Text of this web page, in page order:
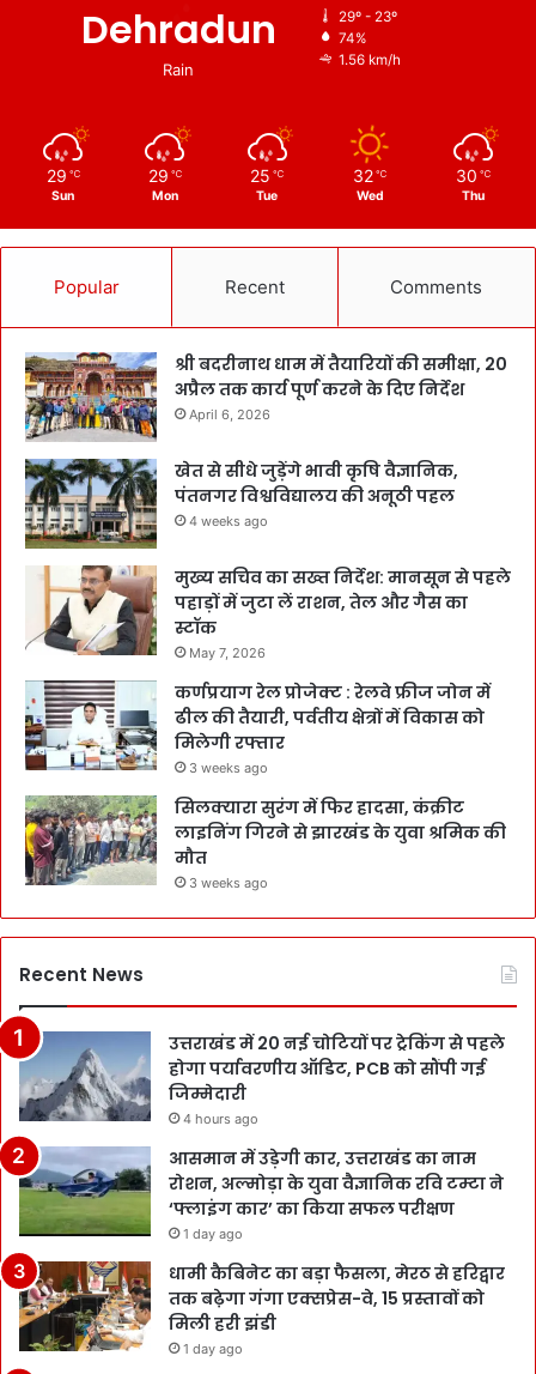
Dehradun
Rain
29º - 23º
74%
1.56 km/h
29 ℃
Sun
29 ℃
Mon
25 ℃
Tue
32 ℃
Wed
30 ℃
Thu
Popular Recent Comments
श्री बदरीनाथ धाम में तैयारियों की समीक्षा, 20
अप्रैल तक कार्य पूर्ण करने के दिए निर्देश
April 6, 2026
खेत से सीधे जुड़ेंगे भावी कृषि वैज्ञानिक,
पंतनगर विश्वविद्यालय की अनूठी पहल
4 weeks ago
मुख्य सचिव का सख्त निर्देश: मानसून से पहले
पहाड़ों में जुटा लें राशन, तेल और गैस का
स्टॉक
May 7, 2026
कर्णप्रयाग रेल प्रोजेक्ट : रेलवे फ्रीज जोन में
ढील की तैयारी, पर्वतीय क्षेत्रों में विकास को
मिलेगी रफ्तार
3 weeks ago
सिलक्यारा सुरंग में फिर हादसा, कंक्रीट
लाइनिंग गिरने से झारखंड के युवा श्रमिक की
मौत
3 weeks ago
Recent News
उत्तराखंड में 20 नई चोटियों पर ट्रेकिंग से पहले
होगा पर्यावरणीय ऑडिट, PCB को सौंपी गई
जिम्मेदारी
4 hours ago
आसमान में उड़ेगी कार, उत्तराखंड का नाम
रोशन, अल्मोड़ा के युवा वैज्ञानिक रवि टम्टा ने
‘फ्लाइंग कार’ का किया सफल परीक्षण
1 day ago
धामी कैबिनेट का बड़ा फैसला, मेरठ से हरिद्वार
तक बढ़ेगा गंगा एक्सप्रेस-वे, 15 प्रस्तावों को
मिली हरी झंडी
1 day ago